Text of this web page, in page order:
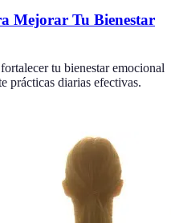
Mejorar Tu Bienestar
tu bienestar emocional
prácticas diarias efectivas.